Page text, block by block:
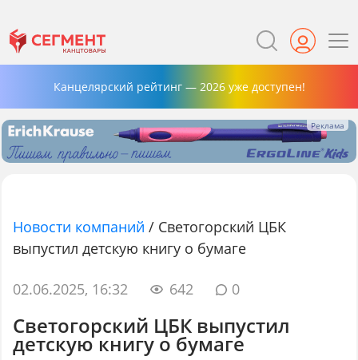
Канцелярский рейтинг — 2026 уже доступен!
Новости компаний / Светогорский ЦБК
выпустил детскую книгу о бумаге
02.06.2025, 16:32 642 0
Светогорский ЦБК выпустил
детскую книгу о бумаге